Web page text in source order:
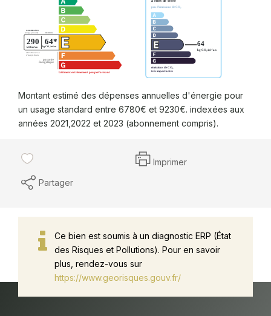
Montant estimé des dépenses annuelles d'énergie pour
un usage standard entre 6780€ et 9230€. indexées aux
années 2021,2022 et 2023 (abonnement compris).
Imprimer
Partager
Ce bien est soumis à un diagnostic ERP (État
des Risques et Pollutions). Pour en savoir
plus, rendez-vous sur
https://www.georisques.gouv.fr/